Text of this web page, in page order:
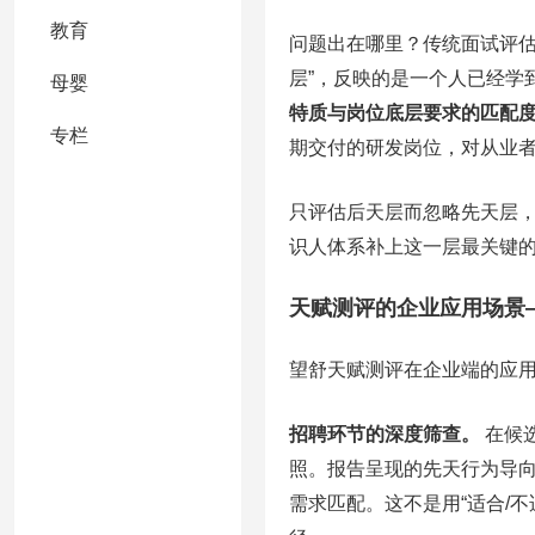
教育
母婴
专栏
问题出在哪里？传统面试评
层”，反映的是一个人已经
特质与岗位底层要求的匹配
期交付的研发岗位，对从业
只评估后天层而忽略先天层
识人体系补上这一层最关键
天赋测评的企业应用场
望舒天赋测评在企业端的应
招聘环节的深度筛查。
在候
照。报告呈现的先天行为导
需求匹配。这不是用“适合/